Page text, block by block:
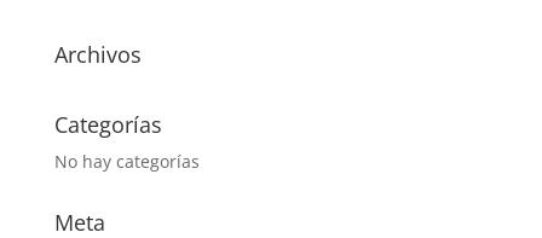
Archivos
Categorías
No hay categorías
Meta